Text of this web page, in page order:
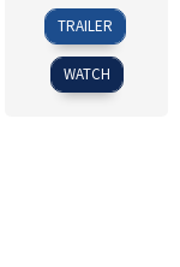
23
Nov
2022
Bruce
Wayne
Gillies
TRAILER
WATCH